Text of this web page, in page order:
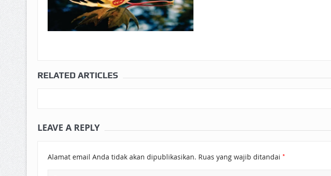
RELATED ARTICLES
LEAVE A REPLY
Alamat email Anda tidak akan dipublikasikan. Ruas yang wajib ditandai *